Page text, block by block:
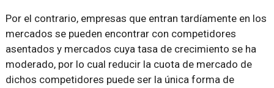
Por el contrario, empresas que entran tardíamente en los
mercados se pueden encontrar con competidores
asentados y mercados cuya tasa de crecimiento se ha
moderado, por lo cual reducir la cuota de mercado de
dichos competidores puede ser la única forma de